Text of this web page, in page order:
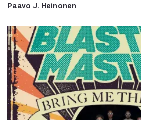
Paavo J. Heinonen